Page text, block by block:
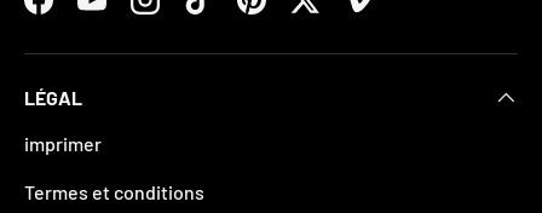
FacebookYouTubeInstagramTikTokPinterestTwitterVimeo
LÉGAL
imprimer
Termes et conditions